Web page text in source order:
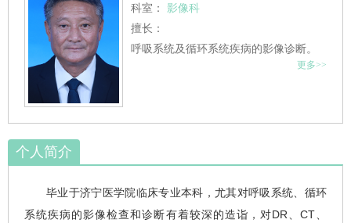
科室： 影像科
擅长：
呼吸系统及循环系统疾病的影像诊断。
更多>>
个人简介
毕业于济宁医学院临床专业本科，尤其对呼吸系统、循环
系统疾病的影像检查和诊断有着较深的造诣，对DR、CT、